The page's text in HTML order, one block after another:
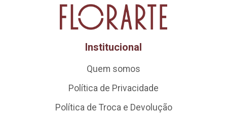
Institucional
Quem somos
Política de Privacidade
Política de Troca e Devolução